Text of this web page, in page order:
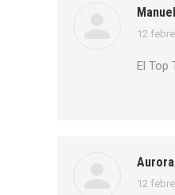
dice:
12
El Top
dice:
12